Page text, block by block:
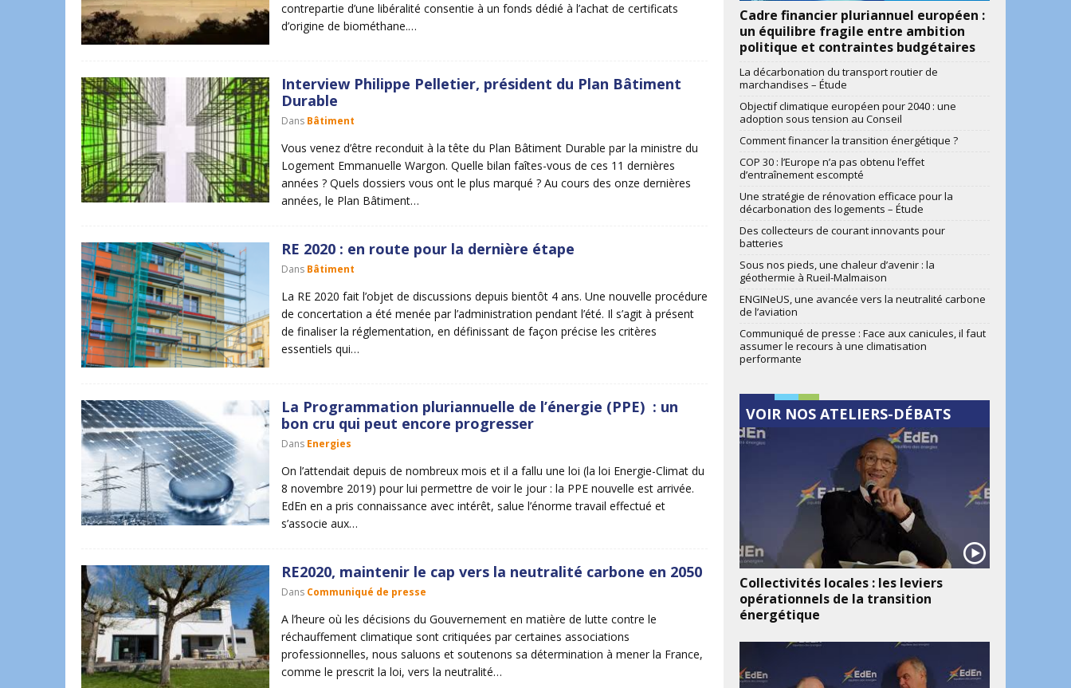
contrepartie d’une libéralité consentie à un fonds dédié à l’achat de certificats
d’origine de biométhane.…
Interview Philippe Pelletier, président du Plan Bâtiment
Durable
Dans Bâtiment
Vous venez d’être reconduit à la tête du Plan Bâtiment Durable par la ministre du
Logement Emmanuelle Wargon. Quelle bilan faîtes-vous de ces 11 dernières
années ? Quels dossiers vous ont le plus marqué ? Au cours des onze dernières
années, le Plan Bâtiment…
RE 2020 : en route pour la dernière étape
Dans Bâtiment
La RE 2020 fait l’objet de discussions depuis bientôt 4 ans. Une nouvelle procédure
de concertation a été menée par l’administration pendant l’été. Il s’agit à présent
de finaliser la réglementation, en définissant de façon précise les critères
essentiels qui…
La Programmation pluriannuelle de l’énergie (PPE) : un
bon cru qui peut encore progresser
Dans Energies
On l’attendait depuis de nombreux mois et il a fallu une loi (la loi Energie-Climat du
8 novembre 2019) pour lui permettre de voir le jour : la PPE nouvelle est arrivée.
EdEn en a pris connaissance avec intérêt, salue l’énorme travail effectué et
s’associe aux…
RE2020, maintenir le cap vers la neutralité carbone en 2050
Dans Communiqué de presse
A l’heure où les décisions du Gouvernement en matière de lutte contre le
réchauffement climatique sont critiquées par certaines associations
professionnelles, nous saluons et soutenons sa détermination à mener la France,
comme le prescrit la loi, vers la neutralité…
Cadre financier pluriannuel européen :
un équilibre fragile entre ambition
politique et contraintes budgétaires
La décarbonation du transport routier de
marchandises – Étude
Objectif climatique européen pour 2040 : une
adoption sous tension au Conseil
Comment financer la transition énergétique ?
COP 30 : l’Europe n’a pas obtenu l’effet
d’entraînement escompté
Une stratégie de rénovation efficace pour la
décarbonation des logements – Étude
Des collecteurs de courant innovants pour
batteries
Sous nos pieds, une chaleur d’avenir : la
géothermie à Rueil-Malmaison
ENGINeUS, une avancée vers la neutralité carbone
de l’aviation
Communiqué de presse : Face aux canicules, il faut
assumer le recours à une climatisation
performante
VOIR NOS ATELIERS-DÉBATS
Collectivités locales : les leviers
opérationnels de la transition
énergétique